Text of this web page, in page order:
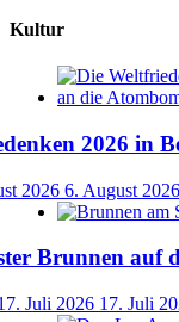
Kultur
2026 in
2026 6. August 2026
Brunnen auf
Juli 2026 17. Juli